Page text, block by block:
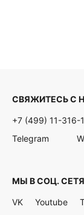
СВЯЖИТЕСЬ С
+7 (499) 11-316-
Telegram
МЫ В СОЦ.
VK Youtube